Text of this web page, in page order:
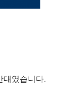
대였습니다.